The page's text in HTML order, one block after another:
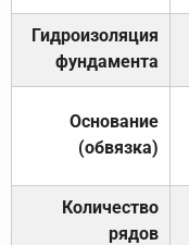
Гидроизоляция
фундамента
Основание
(обвязка)
Количество
рядов